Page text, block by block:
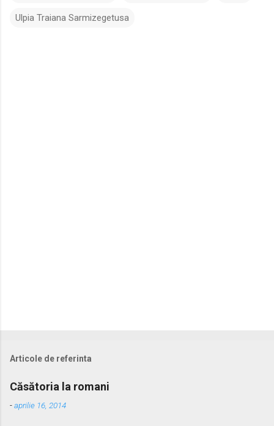
Ulpia Traiana Sarmizegetusa
Articole de referinta
Căsătoria la romani
-aprilie 16, 2014